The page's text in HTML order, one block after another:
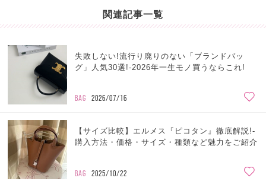
関連記事一覧
失敗しない!流行り廃りのない「ブランドバッ
グ」人気30選!-2026年一生モノ買うならこれ!
BAG 2026/07/16
【サイズ比較】エルメス『ピコタン』徹底解説!-
購入方法・価格・サイズ・種類など魅力をご紹介
BAG 2025/10/22